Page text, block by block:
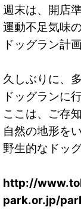
週末は、開店
運動不足気味
ドッグラン計
久しぶりに、
ドッグランに
ここは、ご存
自然の地形を
野生的なドッ
http://
park.or.jp/